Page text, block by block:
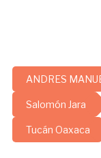
ANDRES
Salomón Jara
Tucán Oaxaca